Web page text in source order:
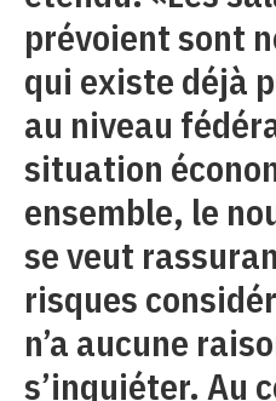
prévoient sont
qui existe déjà
au niveau
situation
ensemble, le
se veut
risques
n’a aucune
s’inquiéter. Au